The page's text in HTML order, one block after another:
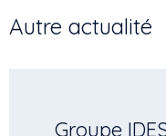
Autre actualité
Groupe